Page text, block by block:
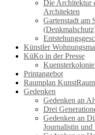
Die Architektur
Architekten
Gartenstadt am
Künstler
KüKo in der Presse
Printangebot
Raumplan KunstRaum
Gedenken
Gedenken an
Drei
Gedenken an
Journalistin und